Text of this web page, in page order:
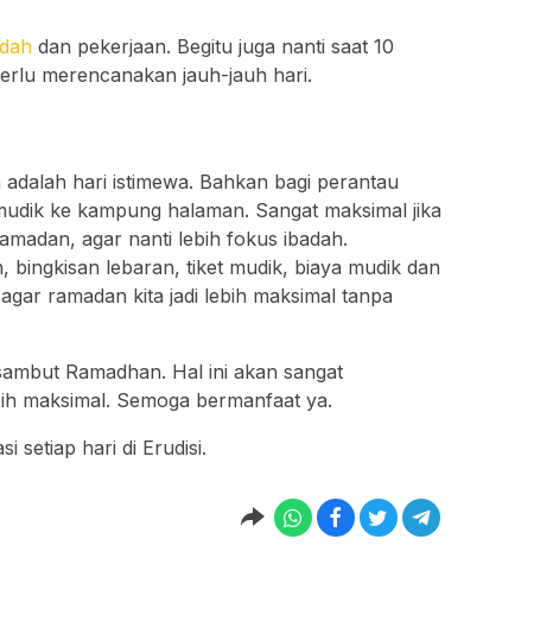
dan pekerjaan. Begitu juga nanti saat 10
merencanakan jauh-jauh hari.
hari istimewa. Bahkan bagi perantau
ke kampung halaman. Sangat maksimal jika
agar nanti lebih fokus ibadah.
bingkisan lebaran, tiket mudik, biaya mudik dan
ramadan kita jadi lebih maksimal tanpa
Ramadhan. Hal ini akan sangat
maksimal. Semoga bermanfaat ya.
setiap hari di Erudisi.